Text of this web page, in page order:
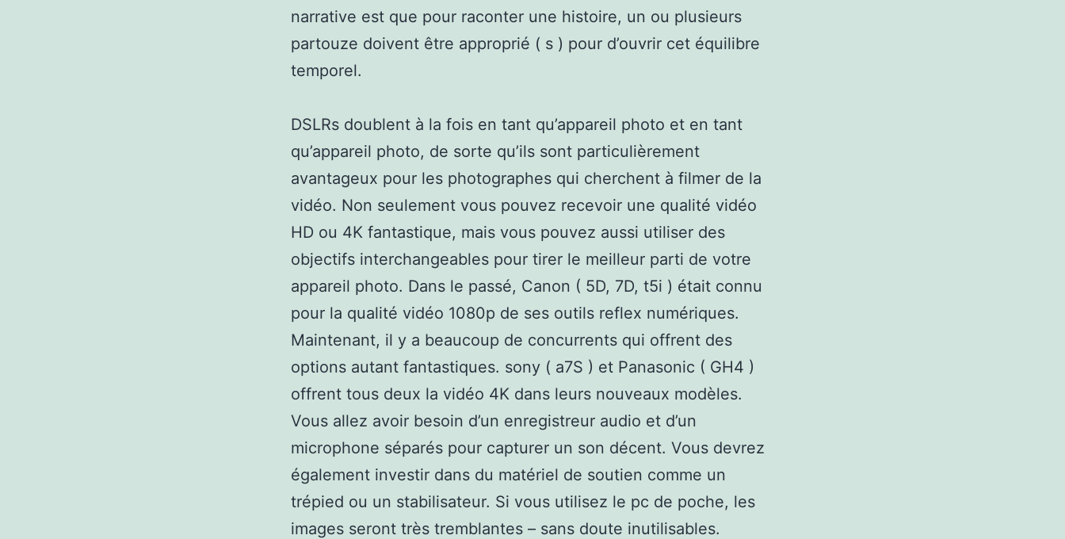
narrative est que pour raconter une histoire, un ou plusieurs
partouze doivent être approprié ( s ) pour d’ouvrir cet équilibre
temporel.
DSLRs doublent à la fois en tant qu’appareil photo et en tant
qu’appareil photo, de sorte qu’ils sont particulièrement
avantageux pour les photographes qui cherchent à filmer de la
vidéo. Non seulement vous pouvez recevoir une qualité vidéo
HD ou 4K fantastique, mais vous pouvez aussi utiliser des
objectifs interchangeables pour tirer le meilleur parti de votre
appareil photo. Dans le passé, Canon ( 5D, 7D, t5i ) était connu
pour la qualité vidéo 1080p de ses outils reflex numériques.
Maintenant, il y a beaucoup de concurrents qui offrent des
options autant fantastiques. sony ( a7S ) et Panasonic ( GH4 )
offrent tous deux la vidéo 4K dans leurs nouveaux modèles.
Vous allez avoir besoin d’un enregistreur audio et d’un
microphone séparés pour capturer un son décent. Vous devrez
également investir dans du matériel de soutien comme un
trépied ou un stabilisateur. Si vous utilisez le pc de poche, les
images seront très tremblantes – sans doute inutilisables.